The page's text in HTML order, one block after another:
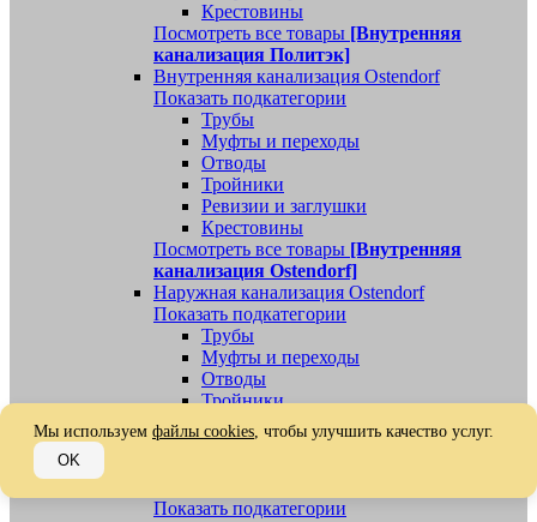
Крестовины
Посмотреть все товары [Внутренняя
канализация Политэк]
Внутренняя канализация Ostendorf
Показать подкатегории
Трубы
Муфты и переходы
Отводы
Тройники
Ревизии и заглушки
Крестовины
Посмотреть все товары [Внутренняя
канализация Ostendorf]
Наружная канализация Ostendorf
Показать подкатегории
Трубы
Муфты и переходы
Отводы
Тройники
Ревизии, заглушки, обратные клапаны
Посмотреть все товары[Наружная
Показать подкатегории
Мы используем файлы cookies, чтобы улучшить качество услуг.
OK